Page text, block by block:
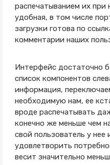
распечатыванием их при
удобная, в том числе
загрузки готова по
комментарии наших
Интерфейс достаточно
список компонентов
информация,
необходимую нам, ее
вроде распечатывать
конечно же меньше чем
свой пользователь у
удовлетворить
весит значительно